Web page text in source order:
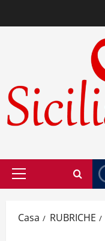
al
Menù
Casa RUBRICHE